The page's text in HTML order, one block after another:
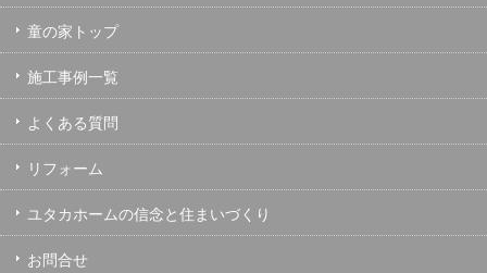
童の家トップ
施工事例一覧
よくある質問
リフォーム
ユタカホームの信念と住まいづくり
お問合せ